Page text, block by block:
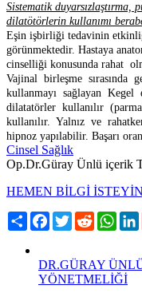
Sistematik duyarsızlaştırma,
dilatötörlerin kullanımı
Eşin işbirliği tedavinin
görünmektedir. Hastaya
cinselliği konusunda rahat
Vajinal birleşme sırasında
kullanmayı sağlayan
dilatatörler kullanılır
kullanılır. Yalnız ve
hipnoz yapılabilir. Başarı
Cinsel Sağlık
Op.Dr.Güray Ünlü içerik
HEMEN BİLGİ İSTEYİN
ShareFacebook
TwitterReddit
DR.GÜRAY
YÖNETMELİĞİ